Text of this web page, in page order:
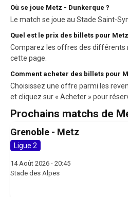
Où se joue Metz - Dunkerque ?
Le match se joue au Stade Saint-
Quel est le prix des billets pour
Comparez les offres des différents
cette page.
Comment acheter des billets pour
Choisissez une offre parmi les
et cliquez sur « Acheter » pour
Prochains matchs de
Grenoble - Metz
Ligue 2
14 Août 2026 - 20:45
Stade des Alpes